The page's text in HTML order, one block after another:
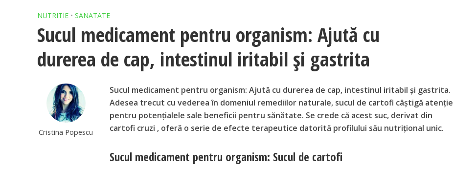
NUTRITIE • SANATATE
Sucul medicament pentru organism: Ajută cu
durerea de cap, intestinul iritabil și gastrita
Cristina Popescu
Sucul medicament pentru organism: Ajută cu durerea de cap, intestinul iritabil și gastrita.
Adesea trecut cu vederea în domeniul remediilor naturale, sucul de cartofi câștigă atenție
pentru potențialele sale beneficii pentru sănătate. Se crede că acest suc, derivat din
cartofi cruzi , oferă o serie de efecte terapeutice datorită profilului său nutrițional unic.
Sucul medicament pentru organism: Sucul de cartofi